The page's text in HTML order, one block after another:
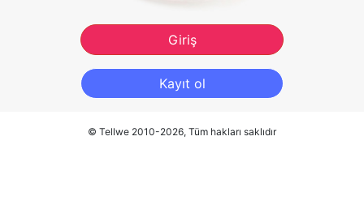
Giriş
Kayıt ol
© Tellwe 2010-2026, Tüm hakları saklıdır